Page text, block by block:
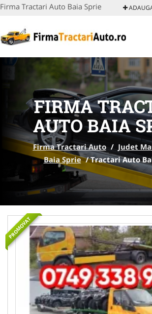
Firma Tractari Auto Baia Sprie
FIRMA
AUTO BAIA
Firma Tractari Auto / Judet
Baia Sprie /Tractari Auto
PROMOVAT